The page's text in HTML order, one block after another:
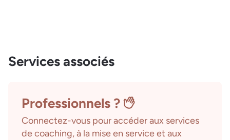
Services associés
Professionnels ?
Connectez-vous pour accéder aux services
de coaching, à la mise en service et aux